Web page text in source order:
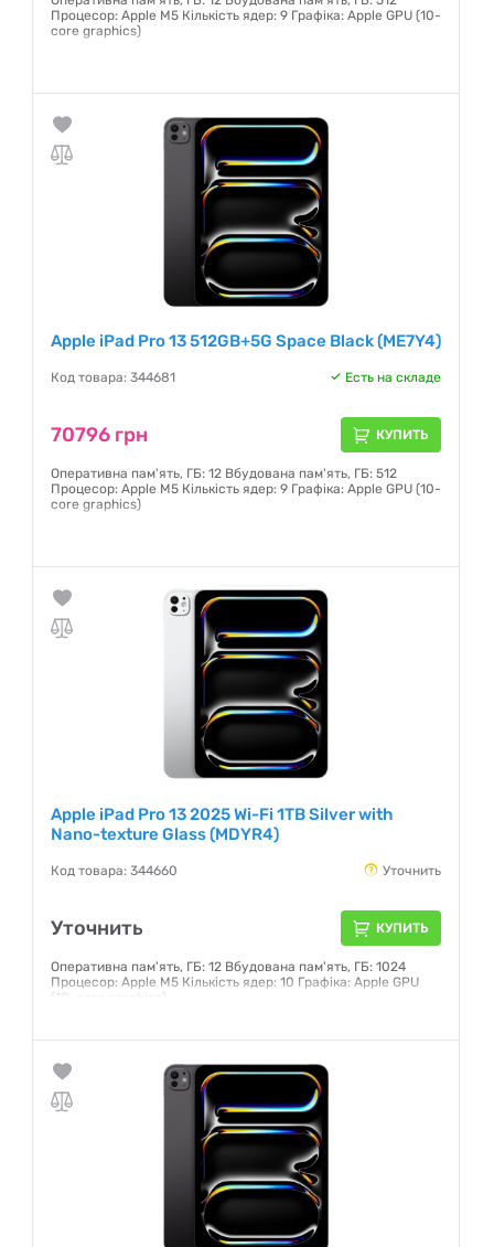
Процесор: Apple M5 Кількість ядер: 9 Графіка: Apple GPU (10-
core graphics)
Apple iPad Pro 13 512GB+5G Space Black (ME7Y4)
Код товара: 344681 Есть на складе
70796 грн КУПИТЬ
Оперативна пам'ять, ГБ: 12 Вбудована пам'ять, ГБ: 512
Процесор: Apple M5 Кількість ядер: 9 Графіка: Apple GPU (10-
core graphics)
Apple iPad Pro 13 2025 Wi-Fi 1TB Silver with
Nano-texture Glass (MDYR4)
Код товара: 344660 Уточнить
Уточнить КУПИТЬ
Оперативна пам'ять, ГБ: 12 Вбудована пам'ять, ГБ: 1024
Процесор: Apple M5 Кількість ядер: 10 Графіка: Apple GPU
(10-core graphics)